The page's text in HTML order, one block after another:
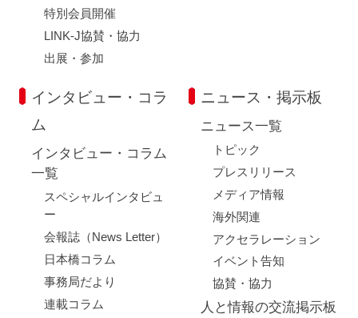
特別会員開催
LINK-J協賛・協力
出展・参加
インタビュー・コラ
ム
インタビュー・コラム
一覧
スペシャルインタビュ
ー
会報誌（News Letter）
日本橋コラム
事務局だより
連載コラム
ニュース・掲示板
ニュース一覧
トピック
プレスリリース
メディア情報
海外関連
アクセラレーション
イベント告知
協賛・協力
人と情報の交流掲示板